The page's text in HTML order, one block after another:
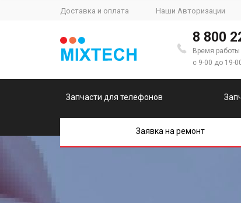
Доставка и оплата Наши Авторизации
8 800
Время работы
с 9-00 до 19-
Запчасти для телефонов
Заявка на ремонт